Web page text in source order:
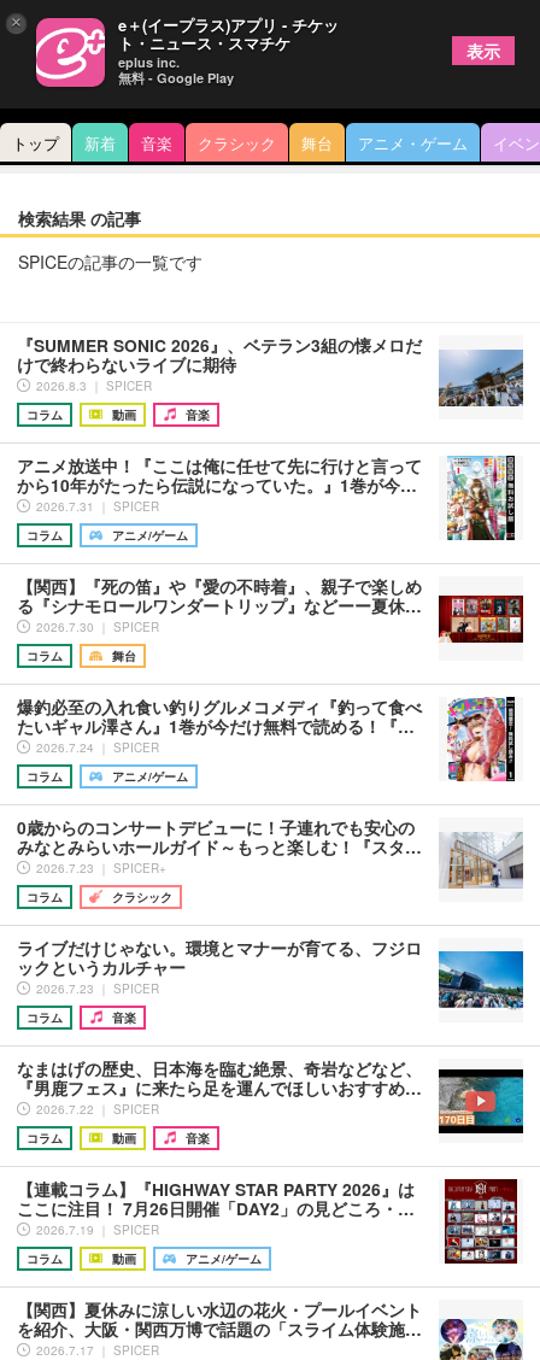
トップ 新着 音楽 クラシック 舞台 アニメ・ゲーム イベ
検索結果 の記事
SPICEの記事の一覧です
『SUMMER SONIC 2026』、ベテラン3組の懐メロだ
けで終わらないライブに期待
2026.8.3 ｜ SPICER
コラム
動画 音楽
アニメ放送中！『ここは俺に任せて先に行けと言って
から10年がたったら伝説になっていた。』1巻が今…
2026.7.31 ｜ SPICER
コラム
アニメ/ゲーム
【関西】『死の笛』や『愛の不時着』、親子で楽しめ
る『シナモロールワンダートリップ』などーー夏休…
2026.7.30 ｜ SPICER
コラム
舞台
爆釣必至の入れ食い釣りグルメコメディ『釣って食べ
たいギャル澤さん』1巻が今だけ無料で読める！『…
2026.7.24 ｜ SPICER
コラム
アニメ/ゲーム
0歳からのコンサートデビューに！子連れでも安心の
みなとみらいホールガイド～もっと楽しむ！『スタ…
2026.7.23 ｜ SPICER+
コラム
クラシック
ライブだけじゃない。環境とマナーが育てる、フジロ
ックというカルチャー
2026.7.23 ｜ SPICER
コラム
音楽
なまはげの歴史、日本海を臨む絶景、奇岩などなど、
『男鹿フェス』に来たら足を運んでほしいおすすめ…
2026.7.22 ｜ SPICER
コラム
動画 音楽
【連載コラム】『HIGHWAY STAR PARTY 2026』は
ここに注目！ 7月26日開催「DAY2」の見どころ・…
2026.7.19 ｜ SPICER
コラム
動画 アニメ/ゲーム
【関西】夏休みに涼しい水辺の花火・プールイベント
を紹介、大阪・関西万博で話題の「スライム体験施…
2026.7.17 ｜ SPICER
× e＋(イープラス)アプリ - チケッ
ト・ニュース・スマチケ
eplus inc.
無料 - Google Play
表示